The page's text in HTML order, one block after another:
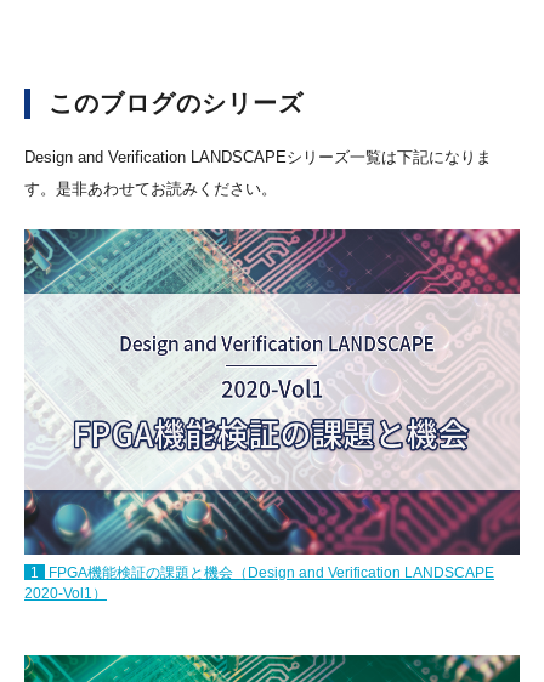
このブログのシリーズ
Design and Verification LANDSCAPEシリーズ一覧は下記になりま
す。是非あわせてお読みください。
1
FPGA機能検証の課題と機会（Design and Verification LANDSCAPE
2020-Vol1）